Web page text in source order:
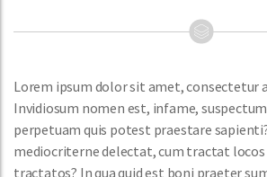
Lorem ipsum dolor sit amet, consectetur
Invidiosum nomen est, infame,
perpetuam quis potest praestare
mediocriterne delectat, cum tractat
tractatos? In qua quid est boni praeter